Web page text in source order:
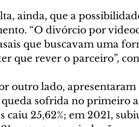
ainda, que a
“O divórcio por
que buscavam uma
que rever o parceiro”,
outro lado, apresentaram
sofrida no primeiro
25,62%; em 2021,